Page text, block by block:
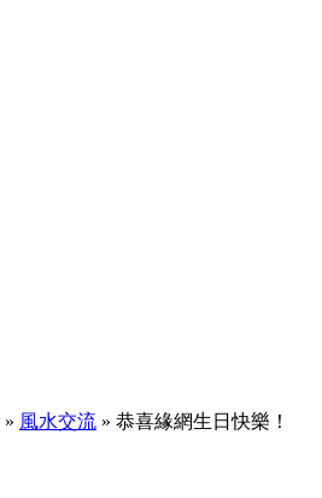
» 風水交流 » 恭喜緣網生日快樂！